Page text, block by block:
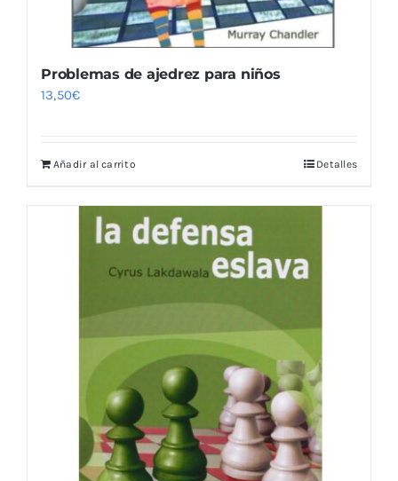
Problemas de ajedrez para niños
13,50€
Añadir al carrito Detalles